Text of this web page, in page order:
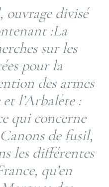
ouvrage divisé
:La
sur les
pour la
des armes
l’Arbalète :
qui concerne
de fusil,
les différentes
qu’en